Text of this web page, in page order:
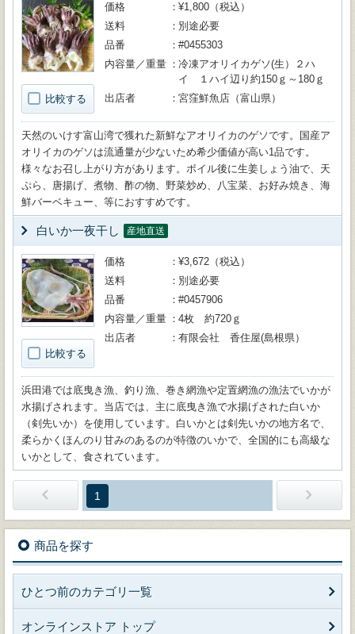
比較する
価格
¥1,800（税込）
送料
別途必要
品番
#0455303
内容量／重量
冷凍アオリイカゲソ(生）２ハ
イ １ハイ辺り約150ｇ～180ｇ
出店者
宮窪鮮魚店（富山県）
天然のいけす富山湾で獲れた新鮮なアオリイカのゲソです。国産ア
オリイカのゲソは流通量が少ないため希少価値が高い1品です。
様々なお召し上がり方があります。ボイル後に生姜しょう油で、天
ぷら、唐揚げ、煮物、酢の物、野菜炒め、八宝菜、お好み焼き、海
鮮バーベキュー、等におすすめです。
白いか一夜干し 産地直送
比較する
価格
¥3,672（税込）
送料
別途必要
品番
#0457906
内容量／重量
4枚 約720ｇ
出店者
有限会社 香住屋(島根県）
浜田港では底曳き漁、釣り漁、巻き網漁や定置網漁の漁法でいかが
水揚げされます。当店では、主に底曳き漁で水揚げされた白いか
（剣先いか）を使用しています。白いかとは剣先いかの地方名で、
柔らかくほんのり甘みのあるのが特徴のいかで、全国的にも高級な
いかとして、食されています。
1
商品を探す
ひとつ前のカテゴリ一覧
オンラインストア トップ